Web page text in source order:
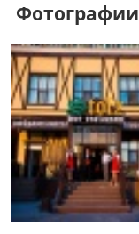
Фотографии